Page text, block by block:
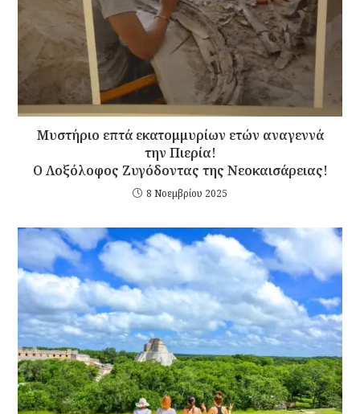
Μυστήριο επτά εκατομμυρίων ετών αναγεννά
την Πιερία!
Ο Λοξόλοφος Ζυγόδοντας της Νεοκαισάρειας!
8 Νοεμβρίου 2025